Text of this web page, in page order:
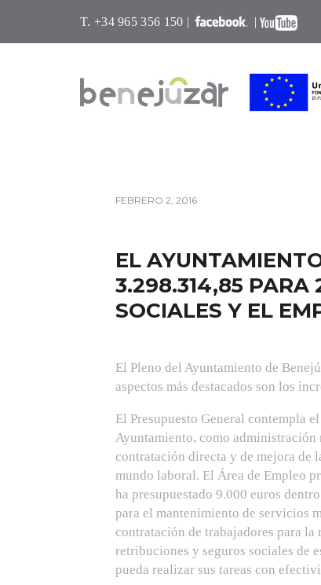
T. +34 965 356 150 | |
FEBRERO 2, 2016
EL
3.298.314,85 PARA
SOCIALES Y EL
El Pleno del Ayuntamiento de
aspectos más destacados son los
El Presupuesto General contempla
Ayuntamiento, como administración
contratación directa y de mejora de
mundo laboral. El Área de Empleo
ha presupuestado 9.000 euros
para el mantenimiento de servicios
contratación de trabajadores para la
retribuciones y seguros sociales de
pueda realizar sus tareas con